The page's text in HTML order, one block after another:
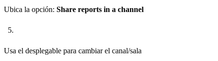
Ubica la opción: Share reports in a channel
Usa el desplegable para cambiar el canal/sala